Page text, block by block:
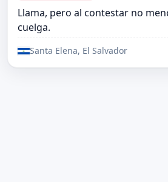
Llama, pero al contestar no
cuelga.
Santa Elena, El Salvador